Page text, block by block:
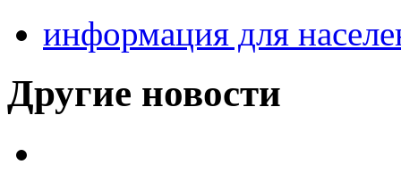
информация для
Другие новости